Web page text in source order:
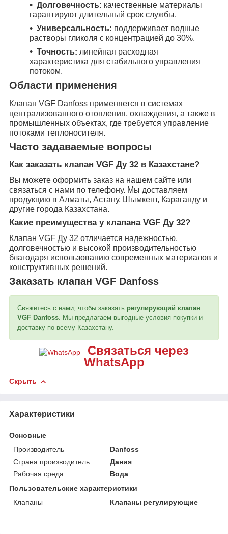
Долговечность: качественные материалы
гарантируют длительный срок службы.
Универсальность: поддерживает водные
растворы гликоля с концентрацией до 30%.
Точность: линейная расходная
характеристика для стабильного управления
потоком.
Области применения
Клапан VGF Danfoss применяется в системах
централизованного отопления, охлаждения, а также в
промышленных объектах, где требуется управление
потоками теплоносителя.
Часто задаваемые вопросы
Как заказать клапан VGF Ду 32 в Казахстане?
Вы можете оформить заказ на нашем сайте или
связаться с нами по телефону. Мы доставляем
продукцию в Алматы, Астану, Шымкент, Караганду и
другие города Казахстана.
Какие преимущества у клапана VGF Ду 32?
Клапан VGF Ду 32 отличается надежностью,
долговечностью и высокой производительностью
благодаря использованию современных материалов и
конструктивных решений.
Заказать клапан VGF Danfoss
Свяжитесь с нами, чтобы заказать регулирующий клапан
VGF Danfoss . Мы предлагаем выгодные условия покупки и
доставку по всему Казахстану.
Связаться через
WhatsApp
Скрыть
Характеристики
Основные
Производитель
Danfoss
Страна производитель
Дания
Рабочая среда
Вода
Пользовательские характеристики
Клапаны
Клапаны регулирующие